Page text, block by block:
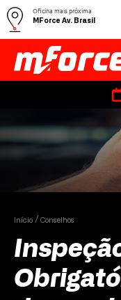
Oficina mais próxima
MForce Av. Brasil
Início Conselhos